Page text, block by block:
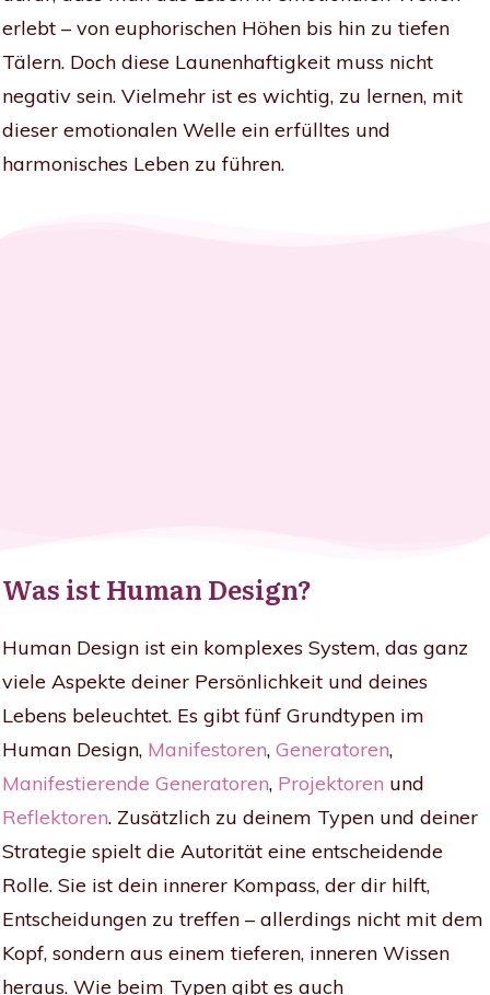
erlebt – von euphorischen Höhen bis hin zu tiefen
Tälern. Doch diese Launenhaftigkeit muss nicht
negativ sein. Vielmehr ist es wichtig, zu lernen, mit
dieser emotionalen Welle ein erfülltes und
harmonisches Leben zu führen.
Was ist Human Design?
Human Design ist ein komplexes System, das ganz
viele Aspekte deiner Persönlichkeit und deines
Lebens beleuchtet. Es gibt fünf Grundtypen im
Human Design, Manifestoren, Generatoren,
Manifestierende Generatoren, Projektoren und
Reflektoren. Zusätzlich zu deinem Typen und deiner
Strategie spielt die Autorität eine entscheidende
Rolle. Sie ist dein innerer Kompass, der dir hilft,
Entscheidungen zu treffen – allerdings nicht mit dem
Kopf, sondern aus einem tieferen, inneren Wissen
heraus. Wie beim Typen gibt es auch